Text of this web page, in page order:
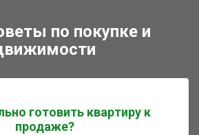
по покупке и
готовить квартиру к
продаже?